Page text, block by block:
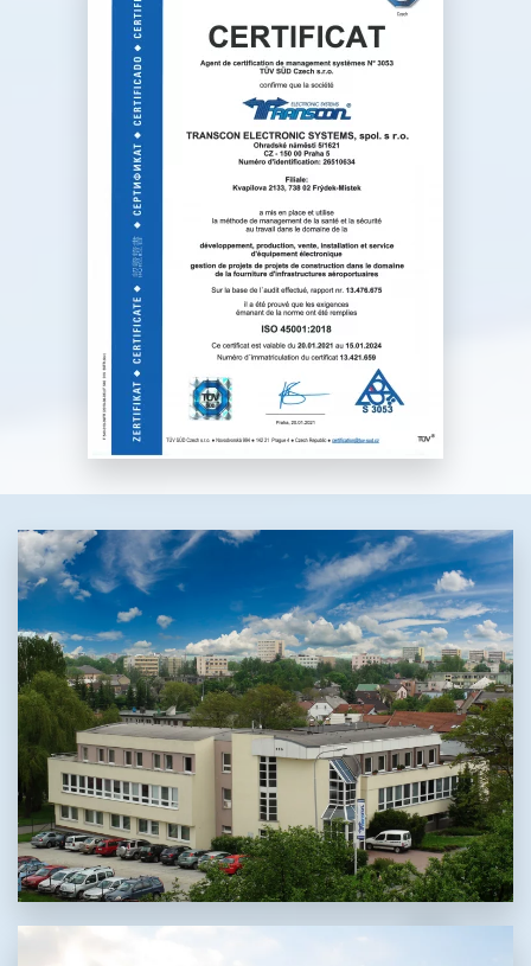
développement, production,
vente et service d’équipement
électronique